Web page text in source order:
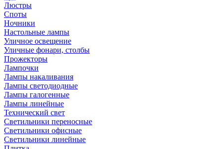
Люстры
Споты
Ночники
Настольные лампы
Уличное освещение
Уличные фонари, столбы
Прожекторы
Лампочки
Лампы накаливания
Лампы светодиодные
Лампы галогенные
Лампы линейные
Технический свет
Светильники переносные
Светильники офисные
Светильники линейные